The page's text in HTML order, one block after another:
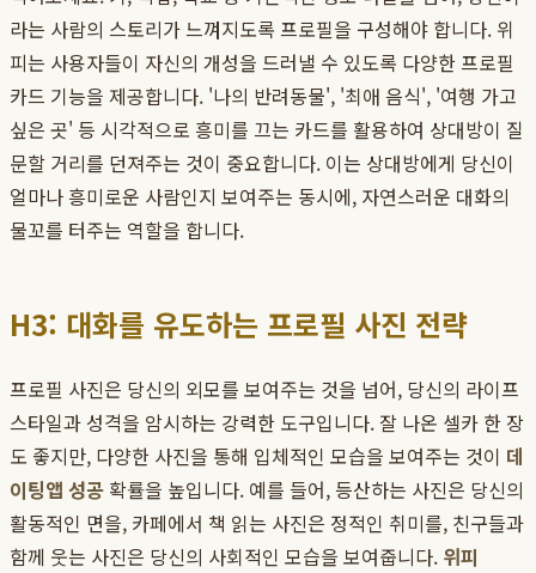
라는 사람의 스토리가 느껴지도록 프로필을 구성해야 합니다. 위
피는 사용자들이 자신의 개성을 드러낼 수 있도록 다양한 프로필
카드 기능을 제공합니다. '나의 반려동물', '최애 음식', '여행 가고
싶은 곳' 등 시각적으로 흥미를 끄는 카드를 활용하여 상대방이 질
문할 거리를 던져주는 것이 중요합니다. 이는 상대방에게 당신이
얼마나 흥미로운 사람인지 보여주는 동시에, 자연스러운 대화의
물꼬를 터주는 역할을 합니다.
H3: 대화를 유도하는 프로필 사진 전략
프로필 사진은 당신의 외모를 보여주는 것을 넘어, 당신의 라이프
스타일과 성격을 암시하는 강력한 도구입니다. 잘 나온 셀카 한 장
도 좋지만, 다양한 사진을 통해 입체적인 모습을 보여주는 것이 데
이팅앱 성공 확률을 높입니다. 예를 들어, 등산하는 사진은 당신의
활동적인 면을, 카페에서 책 읽는 사진은 정적인 취미를, 친구들과
함께 웃는 사진은 당신의 사회적인 모습을 보여줍니다. 위피